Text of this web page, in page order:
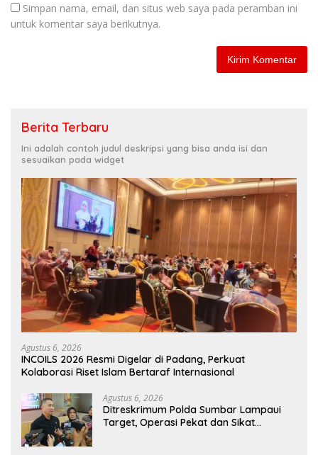
Simpan nama, email, dan situs web saya pada peramban ini
untuk komentar saya berikutnya.
Berita Terbaru
Ini adalah contoh judul deskripsi yang bisa anda isi dan
sesuaikan pada widget
Agustus 6, 2026
INCOILS 2026 Resmi Digelar di Padang, Perkuat
Kolaborasi Riset Islam Bertaraf Internasional
Agustus 6, 2026
Ditreskrimum Polda Sumbar Lampaui
Target, Operasi Pekat dan Sikat